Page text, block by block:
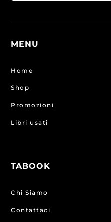
MENU
Home
Shop
Promozioni
Libri usati
TABOOK
Chi Siamo
Contattaci